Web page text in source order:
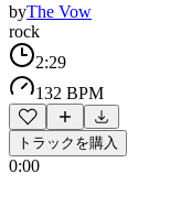
byThe Vow
rock
2:29
132 BPM
トラックを購入
0:00